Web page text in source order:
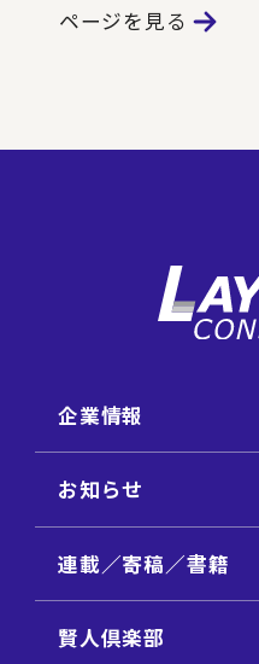
ページを見る
企業情報
お知らせ
連載／寄稿／書籍
賢人倶楽部